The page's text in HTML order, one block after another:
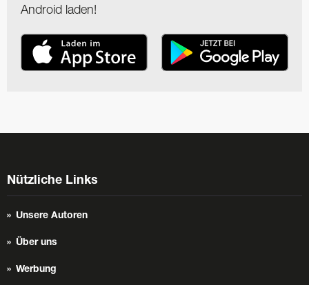
Android laden!
Nützliche Links
Unsere Autoren
Über uns
Werbung